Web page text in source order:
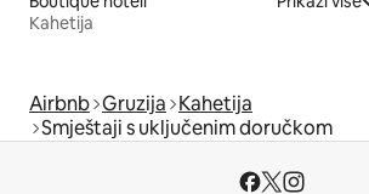
Kahetija
Airbnb Gruzija Kahetija
Smještaji s uključenim doručkom